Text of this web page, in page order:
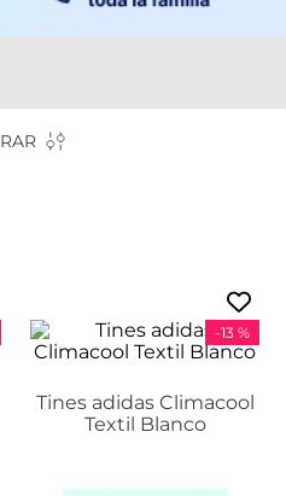
-13 %
Tines adidas Climacool
Textil Blanco